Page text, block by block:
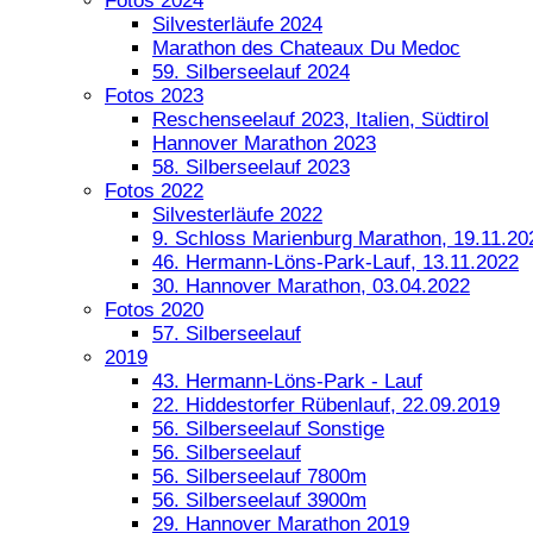
Silvesterläufe 2024
Marathon des Chateaux Du Medoc
59. Silberseelauf 2024
Fotos 2023
Reschenseelauf 2023, Italien, Südtirol
Hannover Marathon 2023
58. Silberseelauf 2023
Fotos 2022
Silvesterläufe 2022
9. Schloss Marienburg Marathon,
46. Hermann-Löns-Park-Lauf, 13.11.2022
30. Hannover Marathon, 03.04.2022
Fotos 2020
57. Silberseelauf
2019
43. Hermann-Löns-Park - Lauf
22. Hiddestorfer Rübenlauf, 22.09.2019
56. Silberseelauf Sonstige
56. Silberseelauf
56. Silberseelauf 7800m
56. Silberseelauf 3900m
29. Hannover Marathon 2019